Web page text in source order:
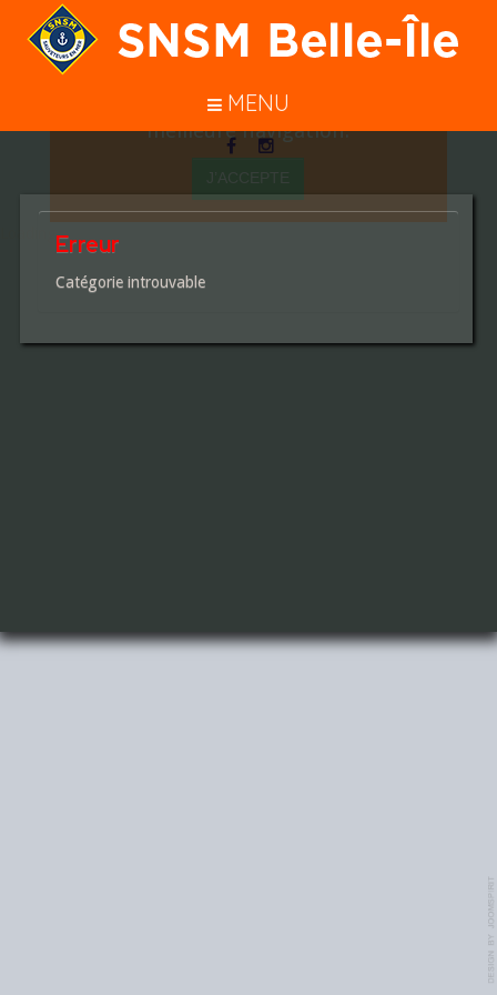
En poursuivant votre navigation sur
ce site, vous acceptez l’utilisation de
cookies pour vous garantir une
meilleure navigation.
Loading...
MENU
Erreur
Catégorie introuvable